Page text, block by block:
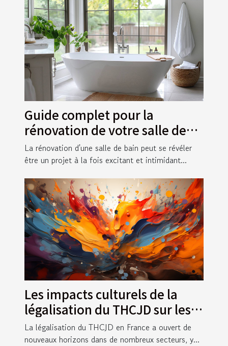
Guide complet pour la
rénovation de votre salle de
bain : de la planification à la
décoration
La rénovation d'une salle de bain peut se révéler
être un projet à la fois excitant et intimidant...
Les impacts culturels de la
légalisation du THCJD sur les
arts visuels en France
La légalisation du THCJD en France a ouvert de
nouveaux horizons dans de nombreux secteurs, y...